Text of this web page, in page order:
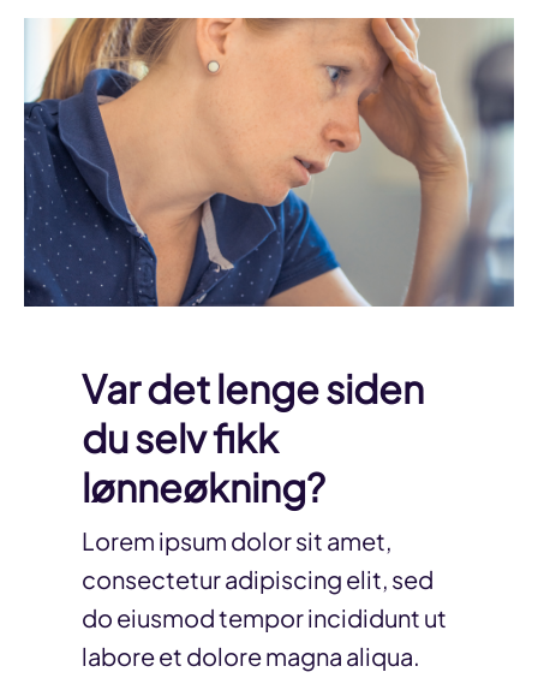
Var det lenge siden
du selv fikk
lønneøkning?
Lorem ipsum dolor sit amet,
consectetur adipiscing elit, sed
do eiusmod tempor incididunt ut
labore et dolore magna aliqua.